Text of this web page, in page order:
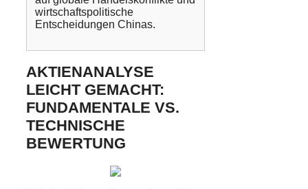
wirtschaftspolitische
Entscheidungen Chinas.
AKTIENANALYSE
LEICHT GEMACHT:
FUNDAMENTALE VS.
TECHNISCHE
BEWERTUNG